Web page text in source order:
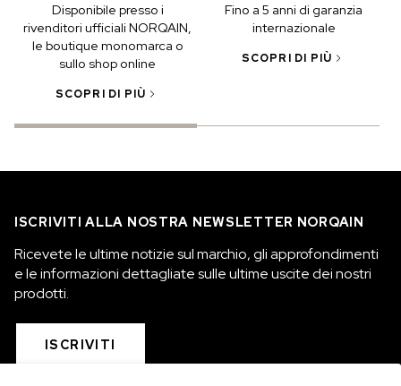
Disponibile presso i
rivenditori ufficiali NORQAIN,
le boutique monomarca o
sullo shop online
SCOPRI DI PIÙ
Fino a 5 anni di garanzia
internazionale
SCOPRI DI PIÙ
ISCRIVITI ALLA NOSTRA NEWSLETTER NORQAIN
Ricevete le ultime notizie sul marchio, gli approfondimenti
e le informazioni dettagliate sulle ultime uscite dei nostri
prodotti.
ISCRIVITI